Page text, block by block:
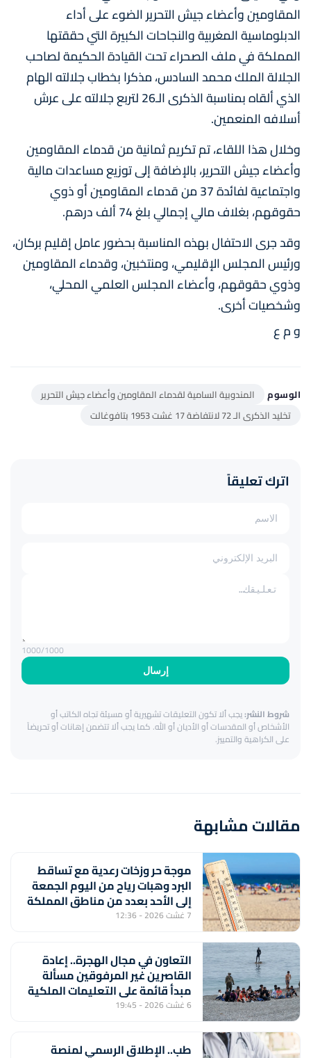
المقاومين وأعضاء جيش التحرير الضوء على أداء
الدبلوماسية المغربية والنجاحات الكبيرة التي حققتها
المملكة في ملف الصحراء تحت القيادة الحكيمة لصاحب
الجلالة الملك محمد السادس، مذكرا بخطاب جلالته الهام
الذي ألقاه بمناسبة الذكرى الـ26 لتربع جلالته على عرش
أسلافه المنعمين.
وخلال هذا اللقاء، تم تكريم ثمانية من قدماء المقاومين
وأعضاء جيش التحرير، بالإضافة إلى توزيع مساعدات مالية
واجتماعية لفائدة 37 من قدماء المقاومين أو ذوي
حقوقهم، بغلاف مالي إجمالي بلغ 74 ألف درهم.
وقد جرى الاحتفال بهذه المناسبة بحضور عامل إقليم بركان،
ورئيس المجلس الإقليمي، ومنتخبين، وقدماء المقاومين
وذوي حقوقهم، وأعضاء المجلس العلمي المحلي،
وشخصيات أخرى.
و م ع
الوسوم
المندوبية السامية لقدماء المقاومين وأعضاء جيش التحرير
تخليد الذكرى الـ 72 لانتفاضة 17 غشت 1953 بتافوغالت
اترك تعليقاً
إرسال
1000/1000
شروط النشر:يجب ألا تكون التعليقات تشهيرية أو مسيئة تجاه الكاتب أو
الأشخاص أو المقدسات أو الأديان أو الله. كما يجب ألا تتضمن إهانات أو تحريضاً
على الكراهية والتمييز.
مقالات مشابهة
موجة حر وزخات رعدية مع تساقط
البرد وهبات رياح من اليوم الجمعة
إلى الأحد بعدد من مناطق المملكة
(نشرة إنذارية)
7 غشت 2026 - 12:36
التعاون في مجال الهجرة.. إعادة
القاصرين غير المرفوقين مسألة
مبدأ قائمة على التعليمات الملكية
السامية (مصدر دبلوماسي)
6 غشت 2026 - 19:45
طب.. الإطلاق الرسمي لمنصة